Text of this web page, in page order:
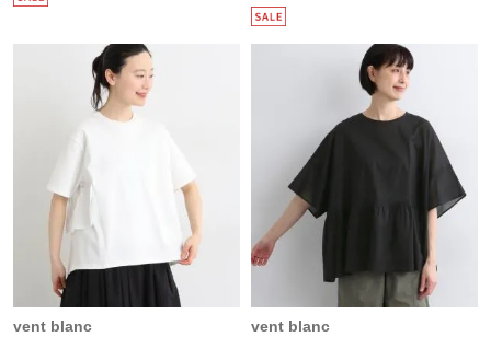
vent blanc
vent blanc